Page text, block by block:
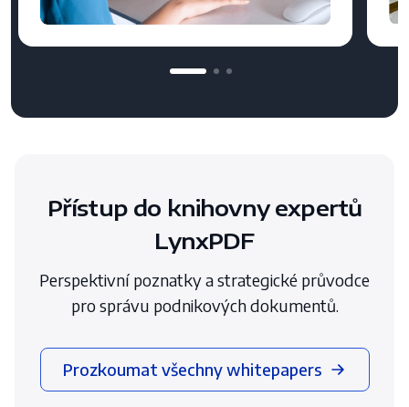
Přístup do knihovny expertů
LynxPDF
Perspektivní poznatky a strategické průvodce
pro správu podnikových dokumentů.
Prozkoumat všechny whitepapers